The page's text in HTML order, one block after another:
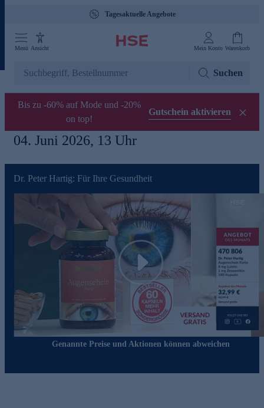
Tagesaktuelle Angebote
Menü Ansicht Mein Konto Warenkorb
Suchen
Bis zu -60% auf Mode und -20%
on top!
Gutschein aktivieren
04. Juni 2026, 13 Uhr
Dr. Peter Hartig: Für Ihre Gesundheit
Play
Genannte Preise und Aktionen können abweichen